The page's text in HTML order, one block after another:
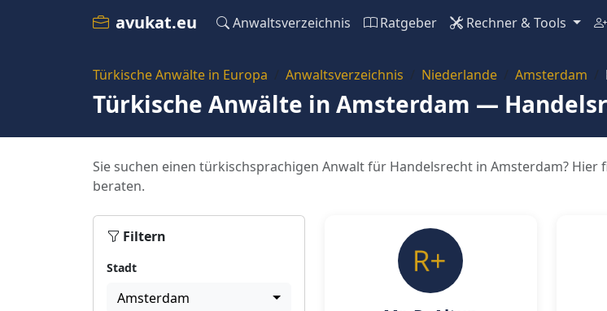
avukat.eu Anwaltsverzeichnis Ratgeber Rechner & Tools
Türkische Anwälte in Europa Anwaltsverzeichnis Niederlande Amsterdam
Türkische Anwälte in Amsterdam —
Sie suchen einen türkischsprachigen Anwalt für Handelsrecht in Amsterdam? Hier
beraten.
Filtern
Stadt
Amsterdam